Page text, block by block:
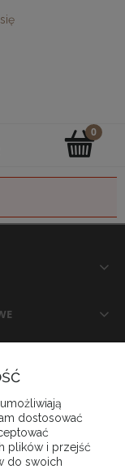
dostosować
plików i przejść
do swoich